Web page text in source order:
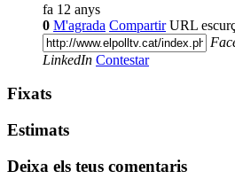
fa 12 anys
0 M'agrada Compartir URL
LinkedIn Contestar
Fixats
Estimats
Deixa els teus comentaris